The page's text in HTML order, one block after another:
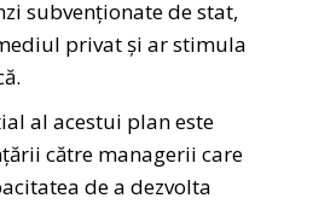
subvenționate de stat,
privat și ar stimula
al acestui plan este
către managerii care
de a dezvolta